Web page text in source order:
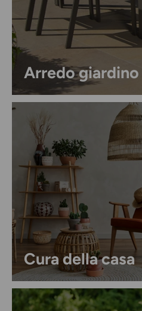
Arredo giardino
Cura della casa